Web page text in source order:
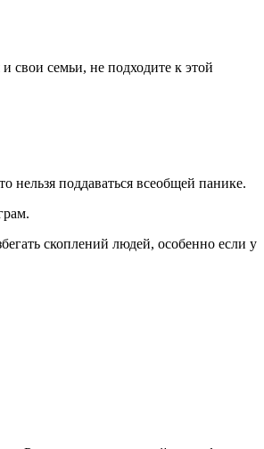
свои семьи, не подходите к этой
поддаваться всеобщей панике.
скоплений людей, особенно если у